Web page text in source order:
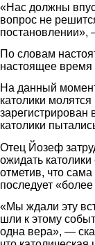
«Нас должны
вопрос не
постановлении»,
По словам
настоящее время
На данный
католики
зарегистрирован
католики
Отец Йозеф
ожидать
отметив, что
последует
«Мы ждали эту
шли к этому
одна вера», —